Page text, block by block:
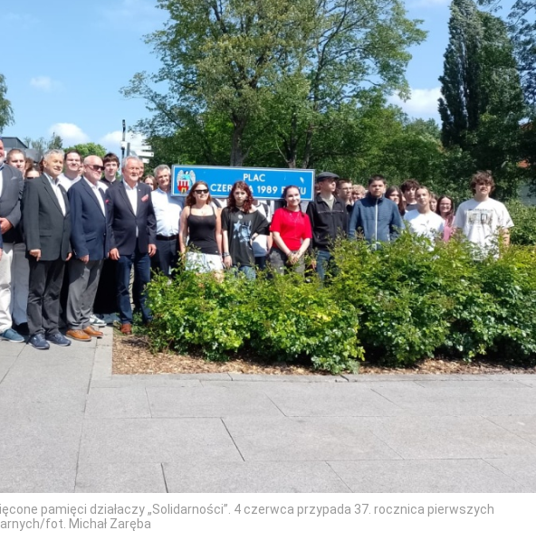
pamięci działaczy „Solidarności”. 4 czerwca przypada 37. rocznica pierwszych
fot. Michał Zaręba